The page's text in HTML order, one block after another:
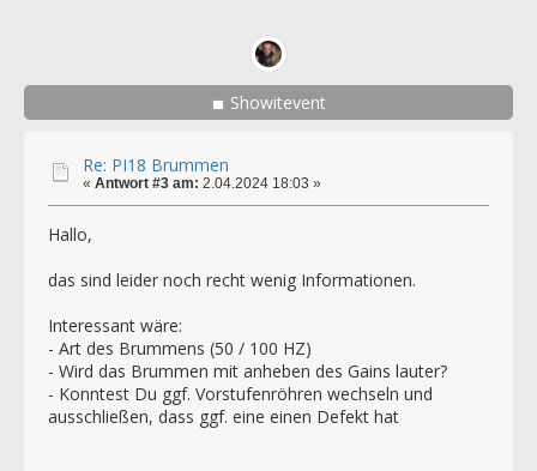
Showitevent
Re: PI18 Brummen
« Antwort #3 am: 2.04.2024 18:03 »
Hallo,
das sind leider noch recht wenig Informationen.
Interessant wäre:
- Art des Brummens (50 / 100 HZ)
- Wird das Brummen mit anheben des Gains lauter?
- Konntest Du ggf. Vorstufenröhren wechseln und
ausschließen, dass ggf. eine einen Defekt hat